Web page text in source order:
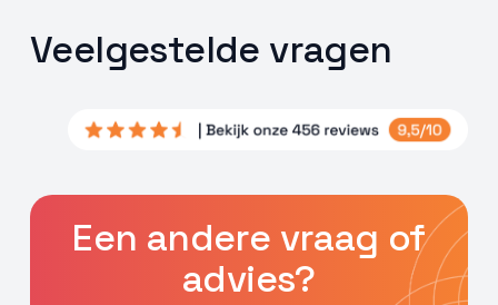
Veelgestelde vragen
Een andere vraag of
advies?